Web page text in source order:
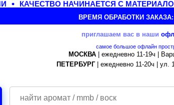
КАЧЕСТВО НАЧИНАЕТСЯ С МАТЕРИАЛОВ
ВРЕМЯ ОБРАБОТКИ
приглашаем вас в наши
самое большое офлайн
МОСКВА| ежедневно 11-19ч |
ПЕТЕРБУРГ| ежедневно 11-20ч | ул.